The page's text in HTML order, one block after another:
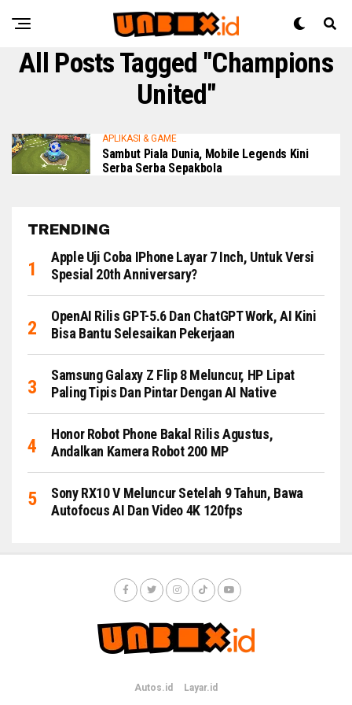
All Posts Tagged "Champions
United"
APLIKASI & GAME
Sambut Piala Dunia, Mobile Legends Kini
Serba Serba Sepakbola
TRENDING
Apple Uji Coba IPhone Layar 7 Inch, Untuk Versi
Spesial 20th Anniversary?
OpenAI Rilis GPT-5.6 Dan ChatGPT Work, AI Kini
Bisa Bantu Selesaikan Pekerjaan
Samsung Galaxy Z Flip 8 Meluncur, HP Lipat
Paling Tipis Dan Pintar Dengan AI Native
Honor Robot Phone Bakal Rilis Agustus,
Andalkan Kamera Robot 200 MP
Sony RX10 V Meluncur Setelah 9 Tahun, Bawa
Autofocus AI Dan Video 4K 120fps
Autos.id Layar.id